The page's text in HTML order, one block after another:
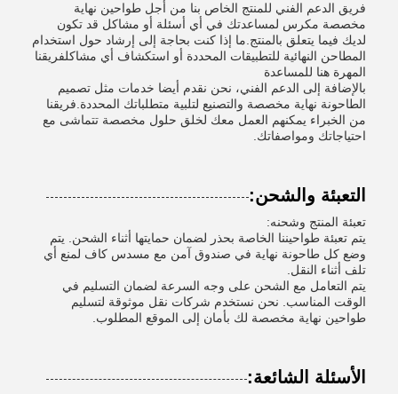
فريق الدعم الفني للمنتج الخاص بنا من أجل طواحين نهاية
مخصصة مكرس لمساعدتك في أي أسئلة أو مشاكل قد تكون
لديك فيما يتعلق بالمنتج.ما إذا كنت بحاجة إلى إرشاد حول استخدام
المطاحن النهائية للتطبيقات المحددة أو استكشاف أي مشاكلفريقنا
المهرة هنا للمساعدة
بالإضافة إلى الدعم الفني، نحن نقدم أيضا خدمات مثل تصميم
الطاحونة نهاية مخصصة والتصنيع لتلبية متطلباتك المحددة.فريقنا
من الخبراء يمكنهم العمل معك لخلق حلول مخصصة تتماشى مع
احتياجاتك ومواصفاتك.
التعبئة والشحن:
تعبئة المنتج وشحنه:
يتم تعبئة طواحيننا الخاصة بحذر لضمان حمايتها أثناء الشحن. يتم
وضع كل طاحونة نهاية في صندوق آمن مع مسدس كاف لمنع أي
تلف أثناء النقل.
يتم التعامل مع الشحن على وجه السرعة لضمان التسليم في
الوقت المناسب. نحن نستخدم شركات نقل موثوقة لتسليم
طواحين نهاية مخصصة لك بأمان إلى الموقع المطلوب.
الأسئلة الشائعة: